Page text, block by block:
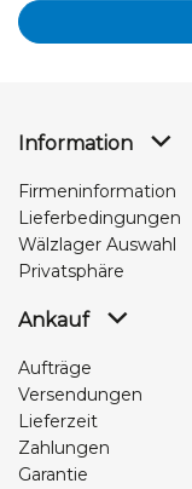
Information
Firmeninformation
Lieferbedingungen
Wälzlager Auswahl
Privatsphäre
Ankauf
Aufträge
Versendungen
Lieferzeit
Zahlungen
Garantie